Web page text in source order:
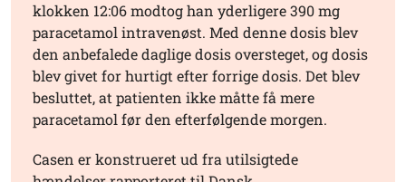
klokken 12:06 modtog han yderligere 390 mg
paracetamol intravenøst. Med denne dosis blev
den anbefalede daglige dosis oversteget, og dosis
blev givet for hurtigt efter forrige dosis. Det blev
besluttet, at patienten ikke måtte få mere
paracetamol før den efterfølgende morgen.
Casen er konstrueret ud fra utilsigtede